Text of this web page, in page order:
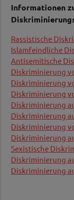
wenden
In Südtirol
Menschen die
sprachlicher,
Menschen
Transphobie,
des Alters,
Abwertung
erhalten dort
Wichtige
via Mail an
Informationen
Rassistische
Islamfeindliche
Antisemitische
Diskriminierung
Diskriminierung
Diskriminierung
Diskriminierung
Diskriminierung
Diskriminierung
Diskriminierung
Sexistische
Diskriminierung
Diskriminierung